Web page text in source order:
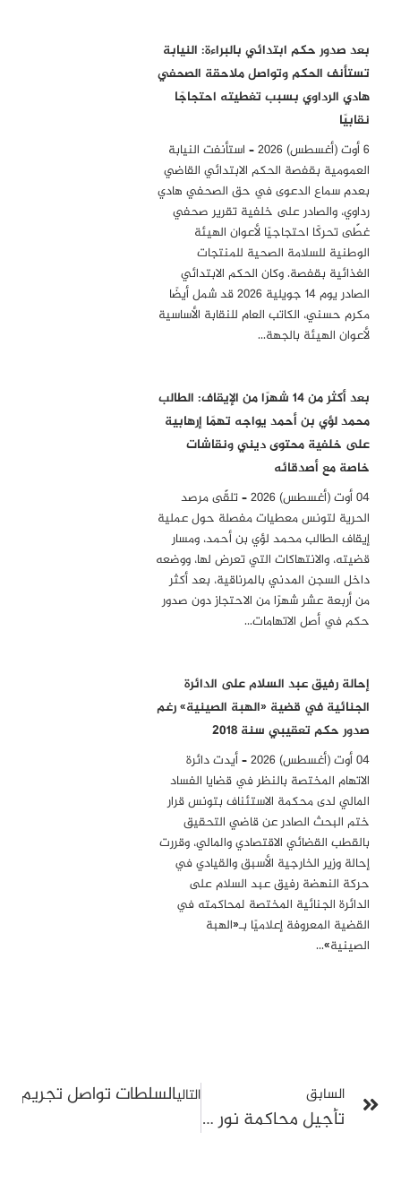
بعد صدور حكم ابتدائي بالبراءة: النيابة
تستأنف الحكم وتواصل ملاحقة الصحفي
هادي الرداوي بسبب تغطيته احتجاجًا
نقابيًا
6 أوت (أغسطس) 2026 – استأنفت النيابة
العمومية بقفصة الحكم الابتدائي القاضي
بعدم سماع الدعوى في حق الصحفي هادي
رداوي، والصادر على خلفية تقرير صحفي
غطّى تحركًا احتجاجيًا لأعوان الهيئة
الوطنية للسلامة الصحية للمنتجات
الغذائية بقفصة. وكان الحكم الابتدائي
الصادر يوم 14 جويلية 2026 قد شمل أيضًا
مكرم حسني، الكاتب العام للنقابة الأساسية
لأعوان الهيئة بالجهة…
بعد أكثر من 14 شهرًا من الإيقاف: الطالب
محمد لؤي بن أحمد يواجه تهمًا إرهابية
على خلفية محتوى ديني ونقاشات
خاصة مع أصدقائه
04 أوت (أغسطس) 2026 – تلقّى مرصد
الحرية لتونس معطيات مفصلة حول عملية
إيقاف الطالب محمد لؤي بن أحمد، ومسار
قضيته، والانتهاكات التي تعرض لها، ووضعه
داخل السجن المدني بالمرناقية، بعد أكثر
من أربعة عشر شهرًا من الاحتجاز دون صدور
حكم في أصل الاتهامات…
إحالة رفيق عبد السلام على الدائرة
الجنائية في قضية «الهبة الصينية» رغم
صدور حكم تعقيبي سنة 2018
04 أوت (أغسطس) 2026 – أيدت دائرة
الاتهام المختصة بالنظر في قضايا الفساد
المالي لدى محكمة الاستئناف بتونس قرار
ختم البحث الصادر عن قاضي التحقيق
بالقطب القضائي الاقتصادي والمالي، وقررت
إحالة وزير الخارجية الأسبق والقيادي في
حركة النهضة رفيق عبد السلام على
الدائرة الجنائية المختصة لمحاكمته في
القضية المعروفة إعلاميًا بـ«الهبة
الصينية»…
السابق
تأجيل محاكمة نور الدين البحيري ومنذر الونيسي في قضية الجيلاني الدبوسي
التاليالسلطات تواصل تجريم